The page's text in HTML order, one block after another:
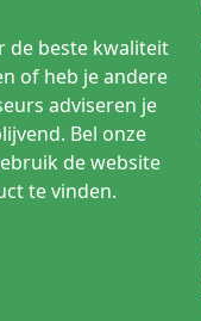
de beste kwaliteit
of heb je andere
adviseren je
Bel onze
de website
te vinden.